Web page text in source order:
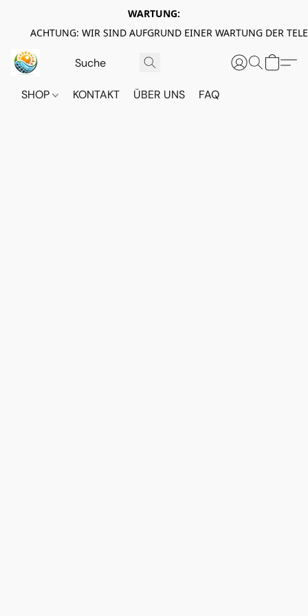
WARTUNG:
ACHTUNG: WIR SIND AUFGRUND EINER WARTUNG DER
SHOP KONTAKT ÜBER UNS FAQ